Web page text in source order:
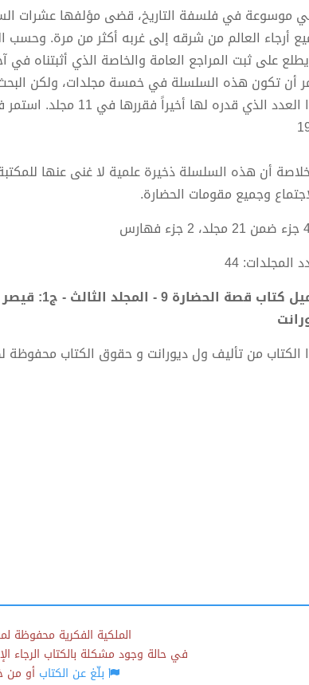
موسوعة في فلسفة التاريخ، قضى مؤلفها عشرات
أرجاء العالم من شرقه إلى غربه أكثر من مرة. وحسب
على ثبت المراجع العامة والخاصة الذي أثبتناه
أن تكون هذه السلسلة في خمسة مجلدات، ولكن
أن هذه السلسلة ذخيرة علمية لا غنى عنها
وجميع مقومات الحضارة.
المجلدات: 44
الكتاب من تأليف ول ديورانت و حقوق الكتاب محفوظة
الملكية الفكرية محفوظة
في حالة وجود مشكلة بالكتاب الرجاء
بلّغ عن الكتابأو من